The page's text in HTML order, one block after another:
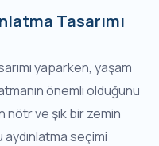
Tasarımı
yaparken, yaşam
önemli olduğunu
ve şık bir zemin
seçimi